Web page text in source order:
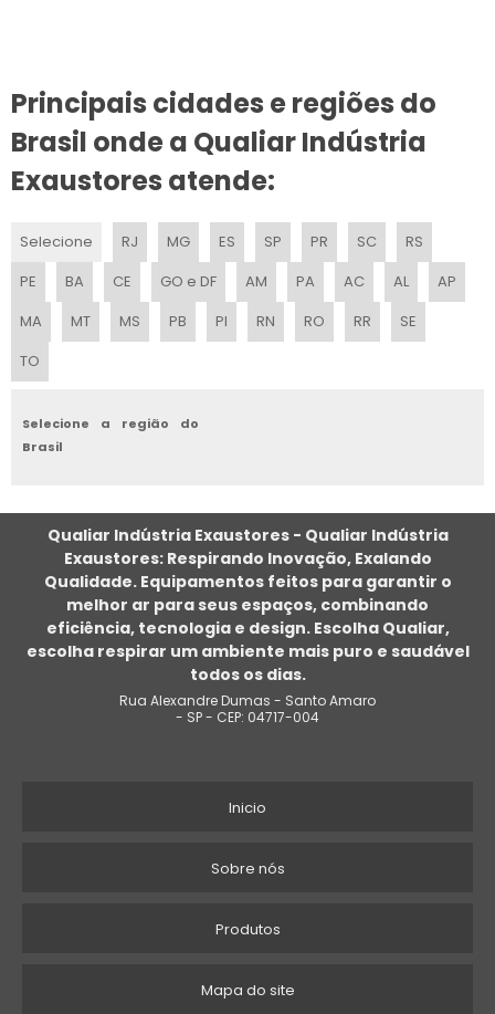
EXAUSTOR INDUSTRIAL 30CM
FABRICA DE EXAUSTORES
EXAUSTOR 30 CM
EXAUSTOR EOLICO TRANSLUCIDO
EXAUSTOR PORTÁTIL PARA ESPAÇO CONFINADO
PREÇO DE EXAUSTOR EÓLICO
FABRICANTE DE EXAUSTOR CENTRÍFUGO
EXAUSTOR CENTRÍFUGO VENDA
SISTEMA DE EXAUSTÃO DE GASES
EXAUSTOR CENTRÍFUGO
EXAUSTOR CENTRÍFUGO RADIAL
EXAUSTOR INDUSTRIAL TRIFÁSICO
Principais cidades e regiões do
Brasil onde a Qualiar Indústria
Exaustores atende:
Selecione RJ MG ES SP PR SC
RS
PE
BA CE GO e DF AM PA AC AL
AP
MA
MT MS PB PI RN RO RR
SE
TO
Selecione a região do
Brasil
Qualiar Indústria Exaustores - Qualiar Indústria
Exaustores: Respirando Inovação, Exalando
Qualidade. Equipamentos feitos para garantir o
melhor ar para seus espaços, combinando
eficiência, tecnologia e design. Escolha Qualiar,
escolha respirar um ambiente mais puro e saudável
todos os dias.
Rua Alexandre Dumas - Santo Amaro
- SP - CEP: 04717-004
Inicio
Sobre nós
Produtos
Mapa do site